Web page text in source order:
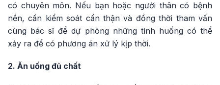
có chuyên môn. Nếu bạn hoặc người thân có bệnh
nền, cần kiểm soát cẩn thận và đồng thời tham vấn
cùng bác sĩ để dự phòng những tình huống có thể
xảy ra để có phương án xử lý kịp thời.
2. Ăn uống đủ chất